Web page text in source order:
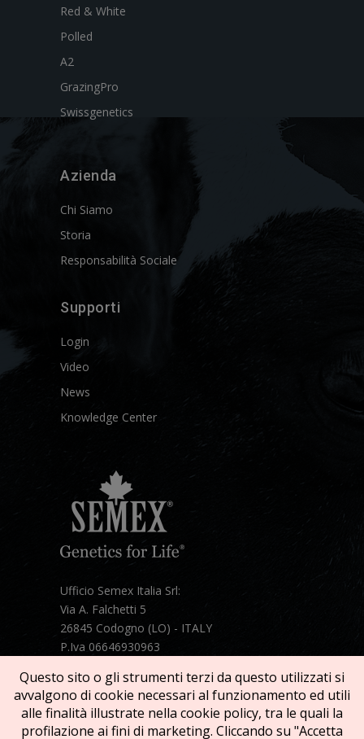
Red & White
Polled
A2
GrazingPro
Swissgenetics
Azienda
Chi Siamo
Storia
Responsabilità Sociale
Supporti
Login
Video
News
Knowledge Center
Ufficio Semex Italia Srl:
Via A. Falchetti 5
26845 Codogno (LO) - ITALY
P.Iva 06646930963
Mail: semex@semexitalia.it
Guarda la mappa
Questo sito o gli strumenti terzi da questo utilizzati si
avvalgono di cookie necessari al funzionamento ed utili
alle finalità illustrate nella cookie policy, tra le quali la
profilazione ai fini di marketing. Cliccando su "Accetta